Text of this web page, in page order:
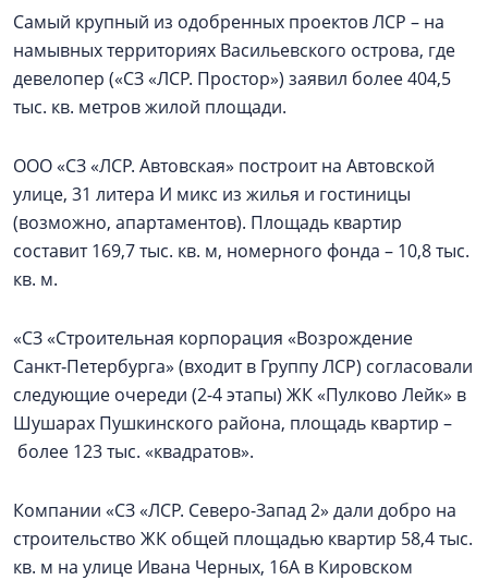
Самый крупный из одобренных проектов ЛСР – на
намывных территориях Васильевского острова, где
девелопер («СЗ «ЛСР. Простор») заявил более 404,5
тыс. кв. метров жилой площади.
ООО «СЗ «ЛСР. Автовская» построит на Автовской
улице, 31 литера И микс из жилья и гостиницы
(возможно, апартаментов). Площадь квартир
составит 169,7 тыс. кв. м, номерного фонда – 10,8 тыс.
кв. м.
«СЗ «Строительная корпорация «Возрождение
Санкт‑Петербурга» (входит в Группу ЛСР) согласовали
следующие очереди (2-4 этапы) ЖК «Пулково Лейк» в
Шушарах Пушкинского района, площадь квартир –
более 123 тыс. «квадратов».
Компании «СЗ «ЛСР. Северо-Запад 2» дали добро на
строительство ЖК общей площадью квартир 58,4 тыс.
кв. м на улице Ивана Черных, 16А в Кировском